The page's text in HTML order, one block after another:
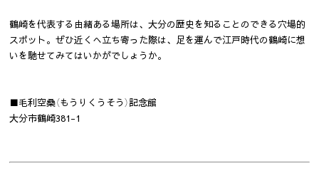
鶴崎を代表する由緒ある場所は、大分の歴史を知ることのできる穴場的
スポット。ぜひ近くへ立ち寄った際は、足を運んで江戸時代の鶴崎に想
いを馳せてみてはいかがでしょうか。
■毛利空桑（もうりくうそう）記念館
大分市鶴崎381-1